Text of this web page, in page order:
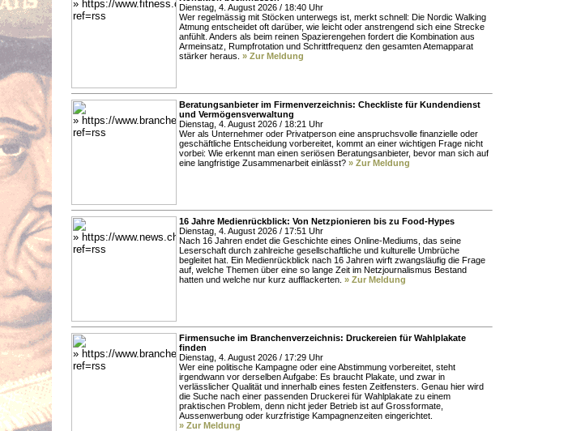
Dienstag, 4. August 2026 / 18:40 Uhr
Wer regelmässig mit Stöcken unterwegs ist, merkt schnell: Die Nordic Walking
Atmung entscheidet oft darüber, wie leicht oder anstrengend sich eine Strecke
anfühlt. Anders als beim reinen Spazierengehen fordert die Kombination aus
Armeinsatz, Rumpfrotation und Schrittfrequenz den gesamten Atemapparat
stärker heraus. » Zur Meldung
Beratungsanbieter im Firmenverzeichnis: Checkliste für Kundendienst
und Vermögensverwaltung
Dienstag, 4. August 2026 / 18:21 Uhr
Wer als Unternehmer oder Privatperson eine anspruchsvolle finanzielle oder
geschäftliche Entscheidung vorbereitet, kommt an einer wichtigen Frage nicht
vorbei: Wie erkennt man einen seriösen Beratungsanbieter, bevor man sich auf
eine langfristige Zusammenarbeit einlässt? » Zur Meldung
16 Jahre Medienrückblick: Von Netzpionieren bis zu Food-Hypes
Dienstag, 4. August 2026 / 17:51 Uhr
Nach 16 Jahren endet die Geschichte eines Online-Mediums, das seine
Leserschaft durch zahlreiche gesellschaftliche und kulturelle Umbrüche
begleitet hat. Ein Medienrückblick nach 16 Jahren wirft zwangsläufig die Frage
auf, welche Themen über eine so lange Zeit im Netzjournalismus Bestand
hatten und welche nur kurz aufflackerten. » Zur Meldung
Firmensuche im Branchenverzeichnis: Druckereien für Wahlplakate
finden
Dienstag, 4. August 2026 / 17:29 Uhr
Wer eine politische Kampagne oder eine Abstimmung vorbereitet, steht
irgendwann vor derselben Aufgabe: Es braucht Plakate, und zwar in
verlässlicher Qualität und innerhalb eines festen Zeitfensters. Genau hier wird
die Suche nach einer passenden Druckerei für Wahlplakate zu einem
praktischen Problem, denn nicht jeder Betrieb ist auf Grossformate,
Aussenwerbung oder kurzfristige Kampagnenzeiten eingerichtet.
» Zur Meldung